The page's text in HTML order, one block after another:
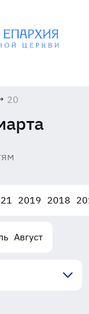
20
2019 2018
Август